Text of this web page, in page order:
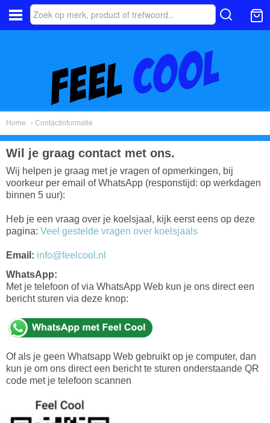
Home › Contactinformatie
Wil je graag contact met ons.
Wij helpen je graag met je vragen of opmerkingen, bij
voorkeur per email of WhatsApp (responstijd: op werkdagen
binnen 5 uur):
Heb je een vraag over je koelsjaal, kijk eerst eens op deze
pagina: Veel gestelde vragen over koelsjaals
Email: info@feelcool.nl
WhatsApp:
Met je telefoon of via WhatsApp Web kun je ons direct een
bericht sturen via deze knop:
Of als je geen Whatsapp Web gebruikt op je computer, dan
kun je om ons direct een bericht te sturen onderstaande QR
code met je telefoon scannen